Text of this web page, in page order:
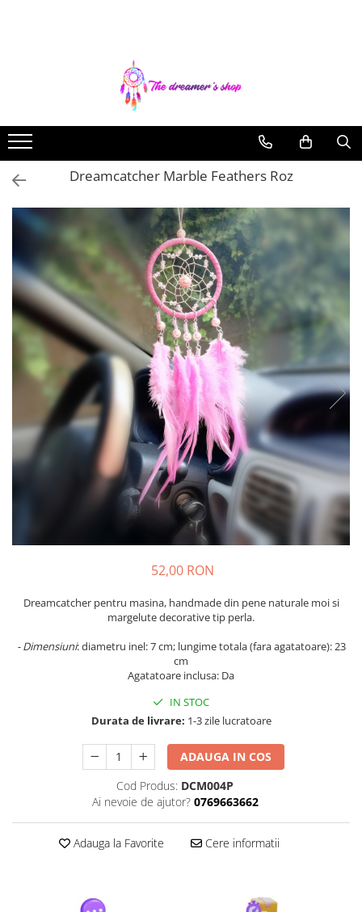
Pentru masina
Brelocuri
Decoratiuni Aztece
Bratari
Bratari pentru EA
Bratari pentru EL
Bijuterii Aromaterapie
Coliere Aromaterapie
Bratari Aromaterapie
Lumanari Parfumate
Flori Uscate
Agende si Jurnale
Agende Hardcover
Seturi Creative si Accesorii
Ambalaje Cadouri
Dreamcatcher Marble Feathers Roz
52,00 RON
Dreamcatcher pentru masina, handmade din pene naturale moi si
margelute decorative tip perla.
- Dimensiuni: diametru inel: 7 cm; lungime totala (fara agatatoare): 23
cm
Agatatoare inclusa: Da
IN STOC
Durata de livrare: 1-3 zile lucratoare
ADAUGA IN COS
Cod Produs: DCM004P
Ai nevoie de ajutor? 0769663662
Adauga la Favorite Cere informatii